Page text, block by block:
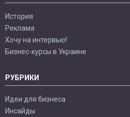
История
Реклама
Хочу на интервью!
Бизнес-курсы в Украине
РУБРИКИ
Идеи для бизнеса
Инсайды